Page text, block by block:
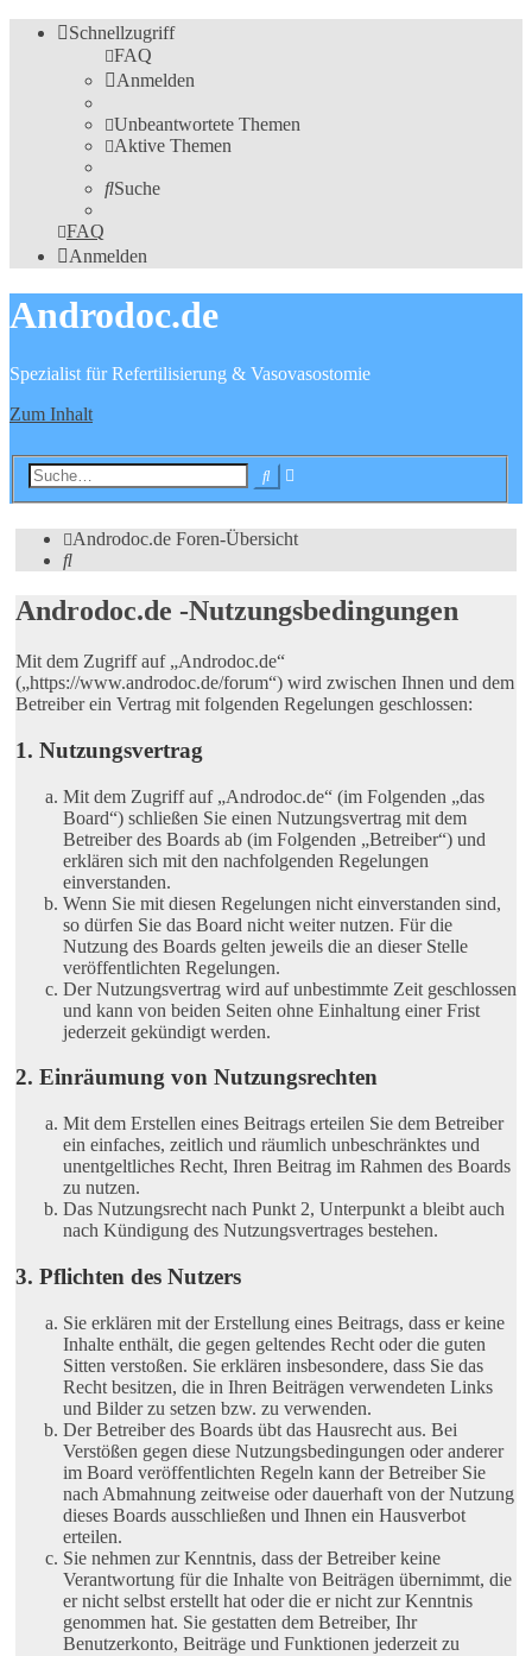
Schnellzugriff
FAQ
Anmelden
Unbeantwortete Themen
Aktive Themen
Suche
FAQ
Anmelden
Androdoc.de
Spezialist für Refertilisierung & Vasovasostomie
Zum Inhalt
Suche
Androdoc.de Foren-Übersicht
Suche
Androdoc.de -Nutzungsbedingungen
Mit dem Zugriff auf „Androdoc.de“
(„https://www.androdoc.de/forum“) wird zwischen Ihnen und dem
Betreiber ein Vertrag mit folgenden Regelungen geschlossen:
1. Nutzungsvertrag
Mit dem Zugriff auf „Androdoc.de“ (im Folgenden „das
Board“) schließen Sie einen Nutzungsvertrag mit dem
Betreiber des Boards ab (im Folgenden „Betreiber“) und
erklären sich mit den nachfolgenden Regelungen
einverstanden.
Wenn Sie mit diesen Regelungen nicht einverstanden sind,
so dürfen Sie das Board nicht weiter nutzen. Für die
Nutzung des Boards gelten jeweils die an dieser Stelle
veröffentlichten Regelungen.
Der Nutzungsvertrag wird auf unbestimmte Zeit geschlossen
und kann von beiden Seiten ohne Einhaltung einer Frist
jederzeit gekündigt werden.
2. Einräumung von Nutzungsrechten
Mit dem Erstellen eines Beitrags erteilen Sie dem Betreiber
ein einfaches, zeitlich und räumlich unbeschränktes und
unentgeltliches Recht, Ihren Beitrag im Rahmen des Boards
zu nutzen.
Das Nutzungsrecht nach Punkt 2, Unterpunkt a bleibt auch
nach Kündigung des Nutzungsvertrages bestehen.
3. Pflichten des Nutzers
Sie erklären mit der Erstellung eines Beitrags, dass er keine
Inhalte enthält, die gegen geltendes Recht oder die guten
Sitten verstoßen. Sie erklären insbesondere, dass Sie das
Recht besitzen, die in Ihren Beiträgen verwendeten Links
und Bilder zu setzen bzw. zu verwenden.
Der Betreiber des Boards übt das Hausrecht aus. Bei
Verstößen gegen diese Nutzungsbedingungen oder anderer
im Board veröffentlichten Regeln kann der Betreiber Sie
nach Abmahnung zeitweise oder dauerhaft von der Nutzung
dieses Boards ausschließen und Ihnen ein Hausverbot
erteilen.
Sie nehmen zur Kenntnis, dass der Betreiber keine
Verantwortung für die Inhalte von Beiträgen übernimmt, die
er nicht selbst erstellt hat oder die er nicht zur Kenntnis
genommen hat. Sie gestatten dem Betreiber, Ihr
Benutzerkonto, Beiträge und Funktionen jederzeit zu